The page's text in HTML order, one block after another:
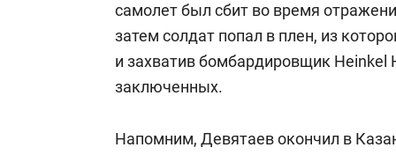
самолет был сбит во время
затем солдат попал в плен, из
и захватив бомбардировщик Heinkel
заключенных.
Напомним, Девятаев окончил в
строят тишину в казанском
ЖК «Заря»
когда